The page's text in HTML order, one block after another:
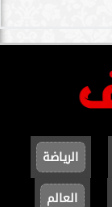
الرياضة
العالم